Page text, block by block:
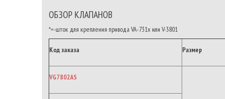
ОБЗОР КЛАПАНОВ
*=-шток для крепления привода VA-731x или V-3801
Код заказа Размер
VG7802AS